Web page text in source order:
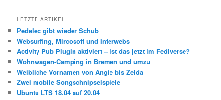
LETZTE ARTIKEL
Pedelec gibt wieder Schub
Websurfing, Mircosoft und Interwebs
Activity Pub Plugin aktiviert – ist das jetzt im Fediverse?
Wohnwagen-Camping in Bremen und umzu
Weibliche Vornamen von Angie bis Zelda
Zwei mobile Songschnipselspiele
Ubuntu LTS 18.04 auf 20.04